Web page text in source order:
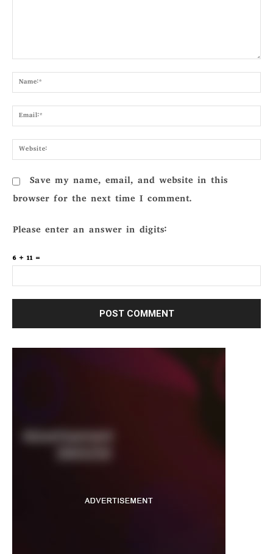
Save my name, email, and website in this
browser for the next time I comment.
Please enter an answer in digits:
6 + 11 =